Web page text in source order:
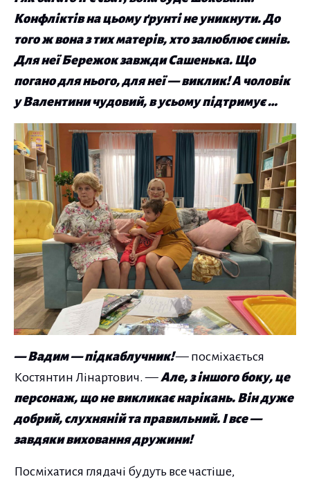
Конфліктів на цьому ґрунті не уникнути. До
того ж вона з тих матерів, хто залюблює синів.
Для неї Бережок завжди Сашенька. Що
погано для нього, для неї — виклик! А чоловік
у Валентини чудовий, в усьому підтримує …
— Вадим — підкаблучник!— посміхається
Костянтин Лінартович. —Але, з іншого боку, це
персонаж, що не викликає нарікань. Він дуже
добрий, слухняній та правильний. І все —
завдяки виховання дружини!
Посміхатися глядачі будуть все частіше,